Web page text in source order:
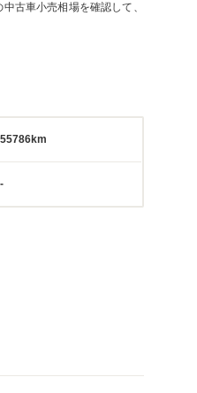
古車小売相場を確認して、
55786km
-